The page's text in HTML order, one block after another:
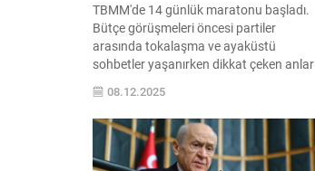
TBMM'de 14 günlük maratonu başladı.
Bütçe görüşmeleri öncesi partiler
arasında tokalaşma ve ayaküstü
sohbetler yaşanırken dikkat çeken anlar
da kayda girdi.
08.12.2025